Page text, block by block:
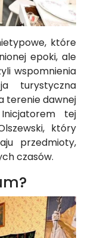
które
epoki, ale
wspomnienia
turystyczna
terenie dawnej
tej
który
przedmioty,
czasów.